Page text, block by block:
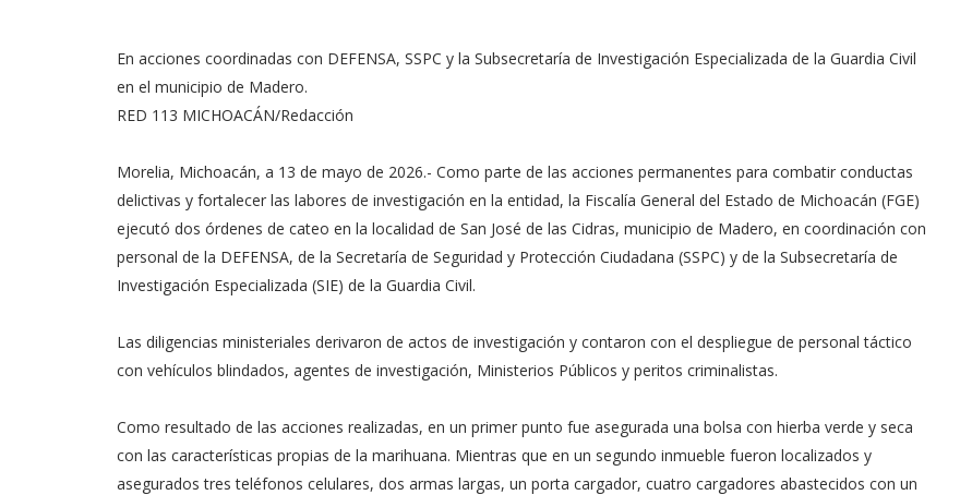
En acciones coordinadas con DEFENSA, SSPC y la Subsecretaría de Investigación Especializada de la Guardia Civil
en el municipio de Madero.
RED 113 MICHOACÁN/Redacción
Morelia, Michoacán, a 13 de mayo de 2026.- Como parte de las acciones permanentes para combatir conductas
delictivas y fortalecer las labores de investigación en la entidad, la Fiscalía General del Estado de Michoacán (FGE)
ejecutó dos órdenes de cateo en la localidad de San José de las Cidras, municipio de Madero, en coordinación con
personal de la DEFENSA, de la Secretaría de Seguridad y Protección Ciudadana (SSPC) y de la Subsecretaría de
Investigación Especializada (SIE) de la Guardia Civil.
Las diligencias ministeriales derivaron de actos de investigación y contaron con el despliegue de personal táctico
con vehículos blindados, agentes de investigación, Ministerios Públicos y peritos criminalistas.
Como resultado de las acciones realizadas, en un primer punto fue asegurada una bolsa con hierba verde y seca
con las características propias de la marihuana. Mientras que en un segundo inmueble fueron localizados y
asegurados tres teléfonos celulares, dos armas largas, un porta cargador, cuatro cargadores abastecidos con un